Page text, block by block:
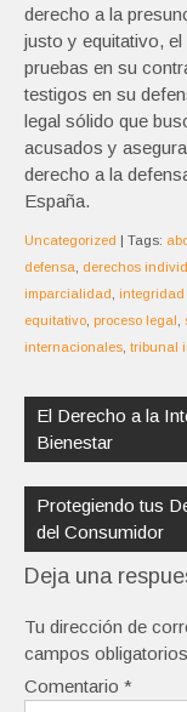
derecho a la
justo y equitativo,
pruebas en su
testigos en su
legal sólido que
acusados y
derecho a la
España.
Uncategorized | Tags:
defensa
derechos
imparcialidad
integridad
equitativo proceso legal
internacionales tribunal
de
entradas
El Derecho a la
Bienestar
Protegiendo tus
del Consumidor
Deja una
Tu dirección de
campos
Comentario *